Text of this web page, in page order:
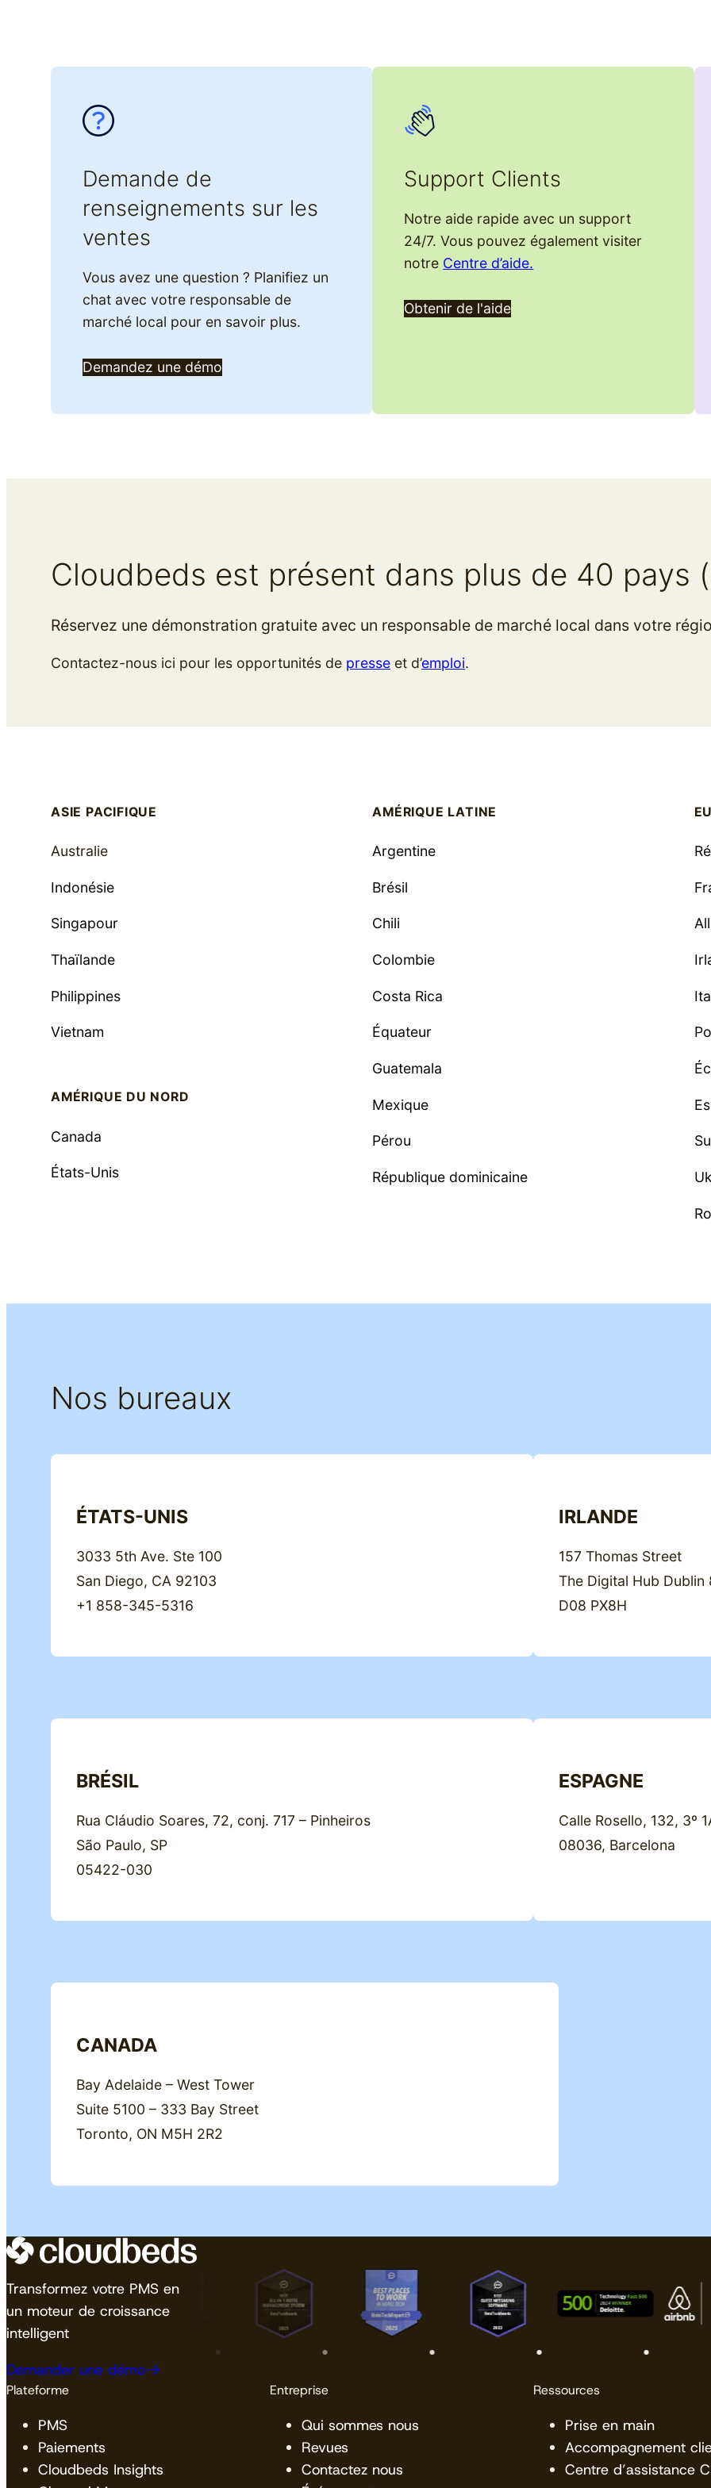
Demande de
renseignements sur les
ventes
Vous avez une question ? Planifiez un
chat avec votre responsable de
marché local pour en savoir plus.
Demandez une démo
Support Clients
Notre aide rapide avec un support
24/7. Vous pouvez également visiter
notre Centre d’aide.
Obtenir de l'aide
Cloudbeds est présent dans plus de 40 pays
Réservez une démonstration gratuite avec un responsable de marché local dans votre
Contactez-nous ici pour les opportunités de presse et d’emploi.
ASIE PACIFIQUE
Australie
Indonésie
Singapour
Thaïlande
Philippines
Vietnam
AMÉRIQUE DU NORD
Canada
États-Unis
AMÉRIQUE LATINE
Argentine
Brésil
Chili
Colombie
Costa Rica
Équateur
Guatemala
Mexique
Pérou
République dominicaine
Nos bureaux
ÉTATS-UNIS
3033 5th Ave. Ste 100
San Diego, CA 92103
+1 858-345-5316
IRLANDE
157 Thomas Street
The Digital Hub Dublin
D08 PX8H
BRÉSIL
Rua Cláudio Soares, 72, conj. 717 – Pinheiros
São Paulo, SP
05422-030
ESPAGNE
Calle Rosello, 132, 3º
08036, Barcelona
CANADA
Bay Adelaide – West Tower
Suite 5100 – 333 Bay Street
Toronto, ON M5H 2R2
Transformez votre PMS en
un moteur de croissance
intelligent
Demander une démo
Plateforme
PMS
Paiements
Cloudbeds Insights
Entreprise
Qui sommes nous
Revues
Contactez nous
Ressources
Prise en main
Accompagnement
Centre d’assistance